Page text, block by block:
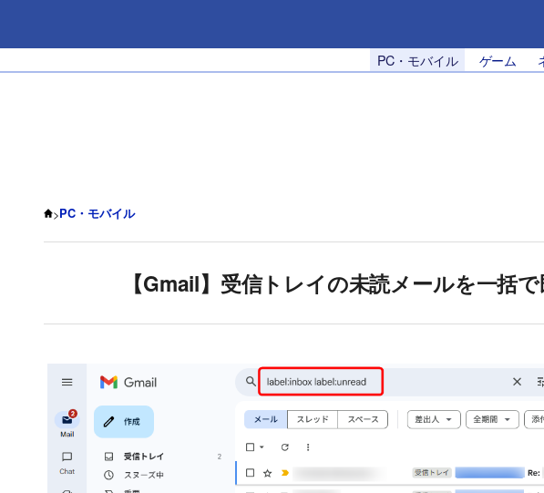
PC・モバイル ゲーム
>PC・モバイル
【Gmail】受信トレイの未読メールを一括